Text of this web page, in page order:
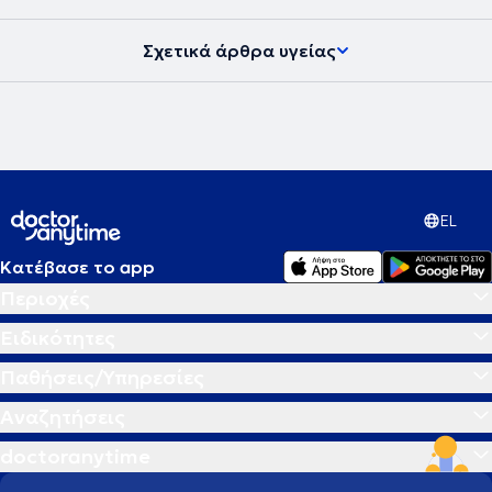
Σχετικά άρθρα υγείας
EL
Κατέβασε το app